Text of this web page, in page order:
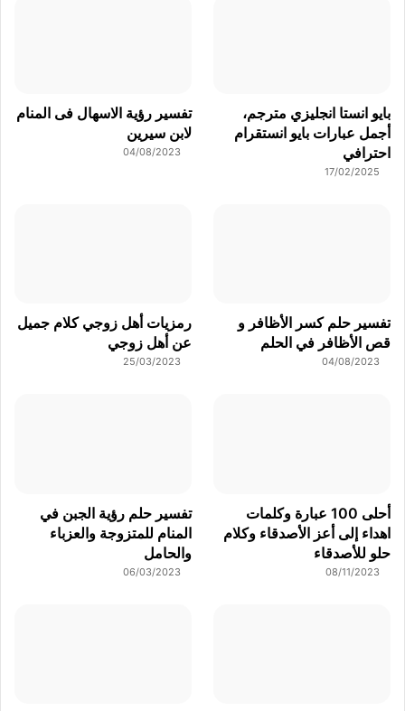
بايو انستا انجليزي مترجم،
أجمل عبارات بايو انستقرام
احترافي
17/02/2025
تفسير رؤية الاسهال فى المنام
لابن سيرين
04/08/2023
تفسير حلم كسر الأظافر و
قص الأظافر في الحلم
04/08/2023
رمزيات أهل زوجي كلام جميل
عن أهل زوجي
25/03/2023
أحلى 100 عبارة وكلمات
اهداء إلى أعز الأصدقاء وكلام
حلو للأصدقاء
08/11/2023
تفسير حلم رؤية الجبن في
المنام للمتزوجة والعزباء
والحامل
06/03/2023